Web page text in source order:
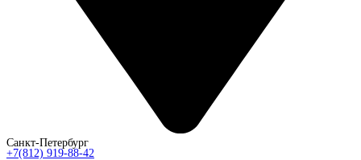
Санкт-Петербург
+7(812) 919-88-42